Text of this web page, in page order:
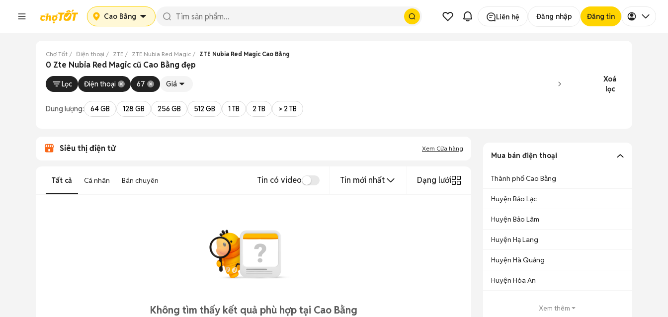
Cao Bằng Liên hệ Đăng nhập Đăng tin
Chợ Tốt Điện thoại ZTE ZTE Nubia Red Magic ZTE Nubia Red Magic Cao Bằng
0 Zte Nubia Red Magic cũ Cao Bằng đẹp
Lọc Điện thoại 67 Giá
Xoá
lọc
Dung lượng: 64 GB 128 GB 256 GB 512 GB 1 TB 2 TB > 2 TB
Siêu thị điện tử Xem Cửa hàng
Tất cả Cá nhân Bán chuyên Tin có video Tin mới nhất Dạng lưới
Không tìm thấy kết quả phù hợp tại Cao Bằng
Mua bán điện thoại
Thành phố Cao Bằng
Huyện Bảo Lạc
Huyện Bảo Lâm
Huyện Hạ Lang
Huyện Hà Quảng
Huyện Hòa An
Xem thêm